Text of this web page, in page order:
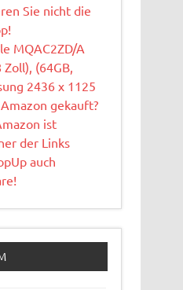
Sie nicht die
MQAC2ZD/A
(64GB,
2436 x 1125
gekauft?
ist
der Links
auch